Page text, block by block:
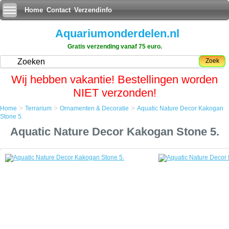
Home Contact Verzendinfo
Aquariumonderdelen.nl
Gratis verzending vanaf 75 euro.
Zoek
Wij hebben vakantie! Bestellingen worden
NIET verzonden!
Home
Ornamenten & Decoratie
Home > Terrarium > Ornamenten & Decoratie > Aquatic Nature Decor Kakogan
Stone 5.
Aquatic Nature Decor Kakogan Stone 5.